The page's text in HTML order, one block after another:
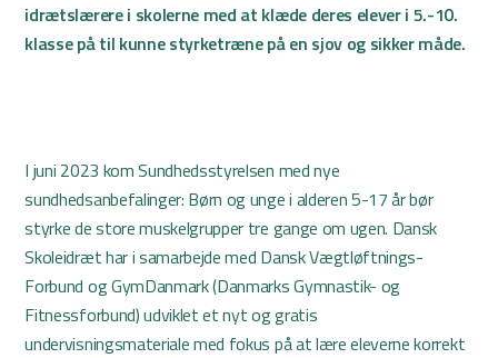
idrætslærere i skolerne med at klæde deres elever i 5.-10.
klasse på til kunne styrketræne på en sjov og sikker måde.
I juni 2023 kom Sundhedsstyrelsen med nye
sundhedsanbefalinger: Børn og unge i alderen 5-17 år bør
styrke de store muskelgrupper tre gange om ugen. Dansk
Skoleidræt har i samarbejde med Dansk Vægtløftnings-
Forbund og GymDanmark (Danmarks Gymnastik- og
Fitnessforbund) udviklet et nyt og gratis
undervisningsmateriale med fokus på at lære eleverne korrekt